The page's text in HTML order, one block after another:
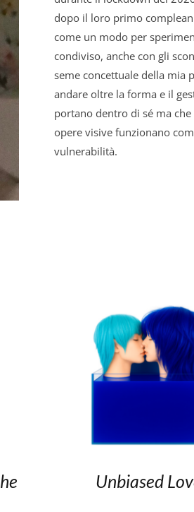
dopo il loro primo
come un modo per
condiviso, anche con gli
seme concettuale della mia
andare oltre la forma e il
portano dentro di sé ma
opere visive funzionano
vulnerabilità.
Unbiased